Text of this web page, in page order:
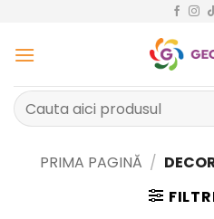
conținut
Caută
după:
PRIMA PAGINĂ /